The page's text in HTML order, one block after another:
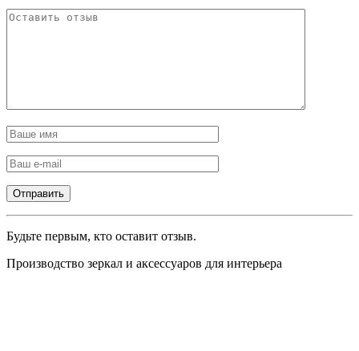
Будьте первым, кто оставит отзыв.
Производство зеркал и аксессуаров для интерьера